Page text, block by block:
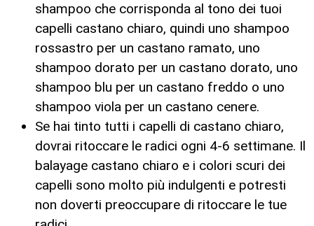
shampoo che corrisponda al tono dei tuoi
capelli castano chiaro, quindi uno shampoo
rossastro per un castano ramato, uno
shampoo dorato per un castano dorato, uno
shampoo blu per un castano freddo o uno
shampoo viola per un castano cenere.
Se hai tinto tutti i capelli di castano chiaro,
dovrai ritoccare le radici ogni 4-6 settimane. Il
balayage castano chiaro e i colori scuri dei
capelli sono molto più indulgenti e potresti
non doverti preoccupare di ritoccare le tue